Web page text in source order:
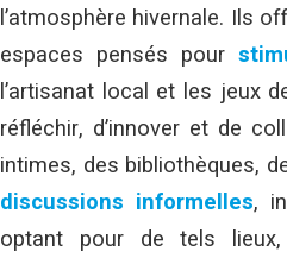
l’atmosphère hivernale. Ils
espaces pensés pour
l’artisanat local et les jeux
réfléchir, d’innover et de
intimes, des bibliothèques,
discussions informelles,
optant pour de tels